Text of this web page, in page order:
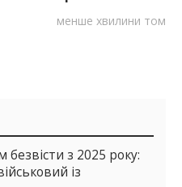
менше хвилини тому
безвісти з 2025 року:
із